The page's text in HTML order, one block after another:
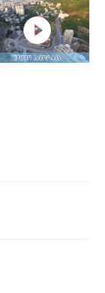
ვიდეო პანორამა